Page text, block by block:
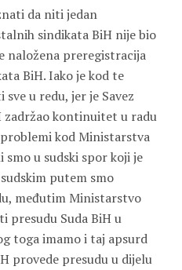
da niti jedan
sindikata BiH nije bio
naložena preregistracija
BiH. Iako je kod te
u redu, jer je Savez
zadržao kontinuitet u radu
kod Ministarstva
smo u sudski spor koji je
putem smo
međutim Ministarstvo
presudu Suda BiH u
toga imamo i taj apsurd
provede presudu u dijelu